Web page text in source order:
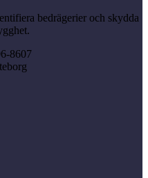
bedrägerier och skydda
8607